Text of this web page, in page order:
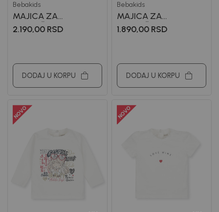
Bebakids
MAJICA ZA
DEVOJČICE LJILJA
2.190,00 RSD
DODAJ U KORPU
Bebakids
MAJICA ZA
DEVOJČICE VELMA
1.890,00 RSD
DODAJ U KORPU